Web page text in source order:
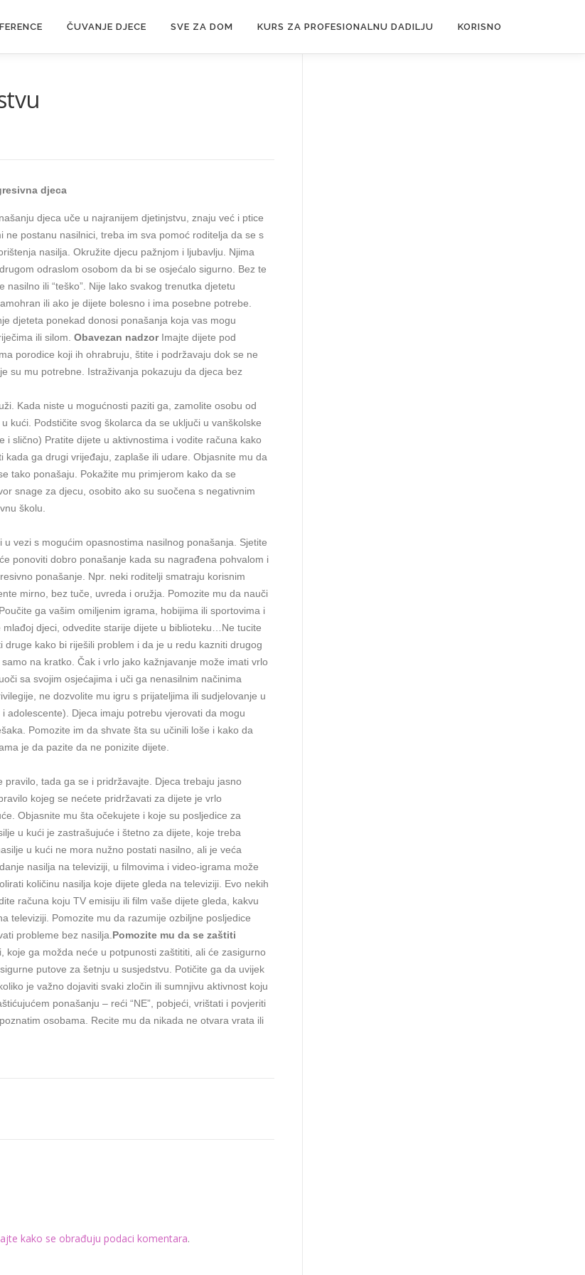
ČUVANJE DJECE SVE ZA DOM KURS ZA PROFESIONALNU DADILJU KORISNO
djeca
djeca uče u najranijem djetinjstvu, znaju već i ptice
ne postanu nasilnici, treba im sva pomoć roditelja da se s
nasilja. Okružite djecu pažnjom i ljubavlju. Njima
odraslom osobom da bi se osjećalo sigurno. Bez te
nasilno ili “teško”. Nije lako svakog trenutka djetetu
ili ako je dijete bolesno i ima posebne potrebe.
djeteta ponekad donosi ponašanja koja vas mogu
ili silom. Obavezan nadzorImajte dijete pod
porodice koji ih ohrabruju, štite i podržavaju dok se ne
su mu potrebne. Istraživanja pokazuju da djeca bez
Kada niste u mogućnosti paziti ga, zamolite osobu od
kući. Podstičite svog školarca da se uključi u vanškolske
slično) Pratite dijete u aktivnostima i vodite računa kako
ga drugi vrijeđaju, zaplaše ili udare. Objasnite mu da
tako ponašaju. Pokažite mu primjerom kako da se
snage za djecu, osobito ako su suočena s negativnim
školu.
vezi s mogućim opasnostima nasilnog ponašanja. Sjetite
ponoviti dobro ponašanje kada su nagrađena pohvalom i
ponašanje. Npr. neki roditelji smatraju korisnim
mirno, bez tuče, uvreda i oružja. Pomozite mu da nauči
ga vašim omiljenim igrama, hobijima ili sportovima i
djeci, odvedite starije dijete u biblioteku…Ne tucite
kako bi riješili problem i da je u redu kazniti drugog
na kratko. Čak i vrlo jako kažnjavanje može imati vrlo
sa svojim osjećajima i uči ga nenasilnim načinima
ne dozvolite mu igru s prijateljima ili sudjelovanje u
adolescente). Djeca imaju potrebu vjerovati da mogu
Pomozite im da shvate šta su učinili loše i kako da
je da pazite da ne ponizite dijete.
tada ga se i pridržavajte. Djeca trebaju jasno
kojeg se nećete pridržavati za dijete je vrlo
Objasnite mu šta očekujete i koje su posljedice za
u kući je zastrašujuće i štetno za dijete, koje treba
u kući ne mora nužno postati nasilno, ali je veća
nasilja na televiziji, u filmovima i video-igrama može
količinu nasilja koje dijete gleda na televiziji. Evo nekih
računa koju TV emisiju ili film vaše dijete gleda, kakvu
televiziji. Pomozite mu da razumije ozbiljne posljedice
probleme bez nasilja. Pomozite mu da se zaštiti
ga možda neće u potpunosti zaštititi, ali će zasigurno
putove za šetnju u susjedstvu. Potičite ga da uvijek
je važno dojaviti svaki zločin ili sumnjivu aktivnost koju
ponašanju – reći “NE”, pobjeći, vrištati i povjeriti
osobama. Recite mu da nikada ne otvara vrata ili
kako se obrađuju podaci komentara.